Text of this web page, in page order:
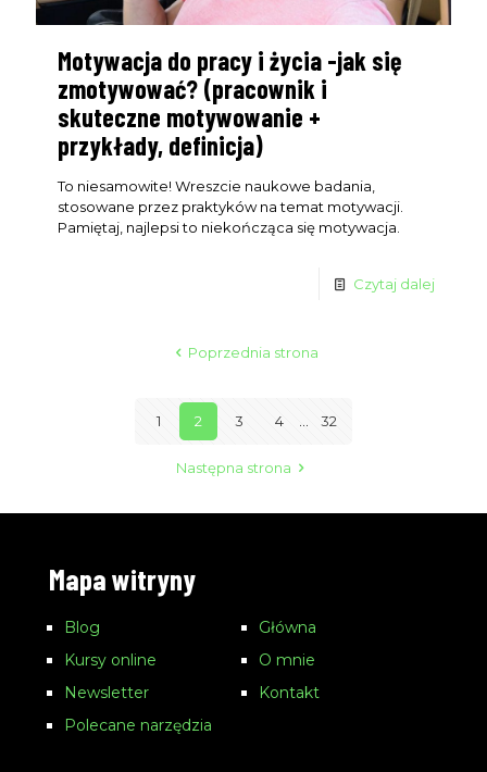
Motywacja do pracy i życia -jak się
zmotywować? (pracownik i
skuteczne motywowanie +
przykłady, definicja)
To niesamowite! Wreszcie naukowe badania,
stosowane przez praktyków na temat motywacji.
Pamiętaj, najlepsi to niekończąca się motywacja.
Czytaj dalej
Poprzednia strona
1 2 3 4 32
Następna strona
Mapa witryny
Blog
Kursy online
Newsletter
Polecane narzędzia
Główna
O mnie
Kontakt